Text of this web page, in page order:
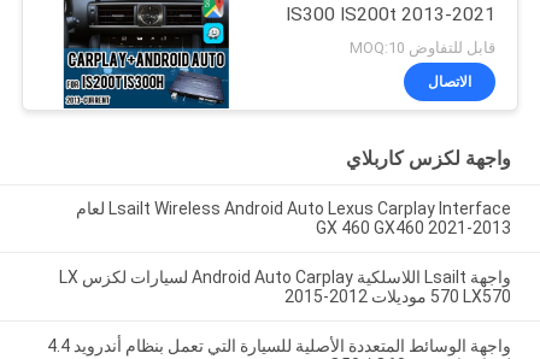
IS300 IS200t 2013-2021
قابل للتفاوض MOQ:10
الاتصال
واجهة لكزس كاربلاي
Lsailt Wireless Android Auto Lexus Carplay Interface لعام
2013-2021 GX 460 GX460
واجهة Lsailt اللاسلكية Android Auto Carplay لسيارات لكزس LX
570 LX570 موديلات 2012-2015
واجهة الوسائط المتعددة الأصلية للسيارة التي تعمل بنظام أندرويد 4.4